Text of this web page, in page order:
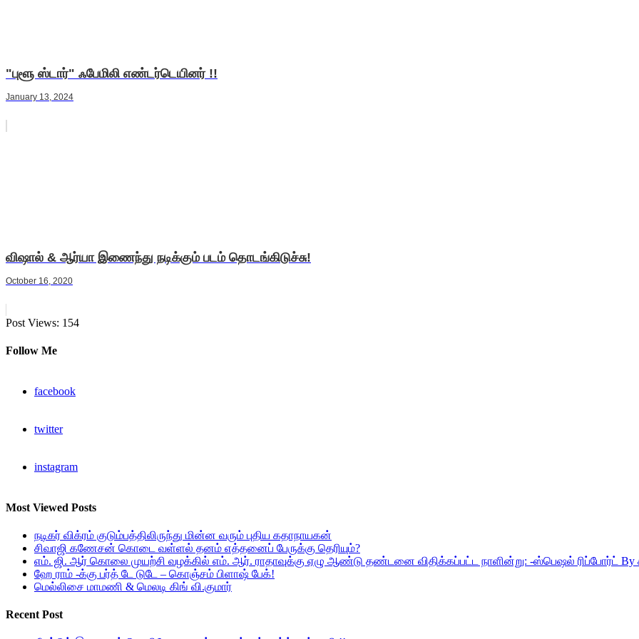
"புளூ ஸ்டார்" ஃபேமிலி எண்டர்டெயினர் !!
January 13, 2024
விஷால் & ஆர்யா இணைந்து நடிக்கும் படம் தொடங்கிடுச்சு!
October 16, 2020
Post Views: 154
Follow Me
facebook
twitter
instagram
Most Viewed Posts
நடிகர் விக்ரம் குடும்பத்திலிருந்து மின்ன வரும் புதிய கதாநாயகன்
சிவாஜி கணேசன் கொடை வள்ளல் தனம் எத்தனைப் பேருக்கு தெரியும்?
எம். ஜி. ஆர் கொலை முயற்சி வழக்கில் எம். ஆர். ராதாவுக்கு ஏழு ஆண்டு தண்டனை விதிக்கப்பட்ட நாளின்று: -ஸ்பெஷல் ரிப்போர்ட்
ஹே ராம் -க்கு பர்த் டே டுடே – கொஞ்சம் பிளாஷ் பேக்!
மெல்லிசை மாமணி & மெலடி கிங் வி.குமார்
Recent Post